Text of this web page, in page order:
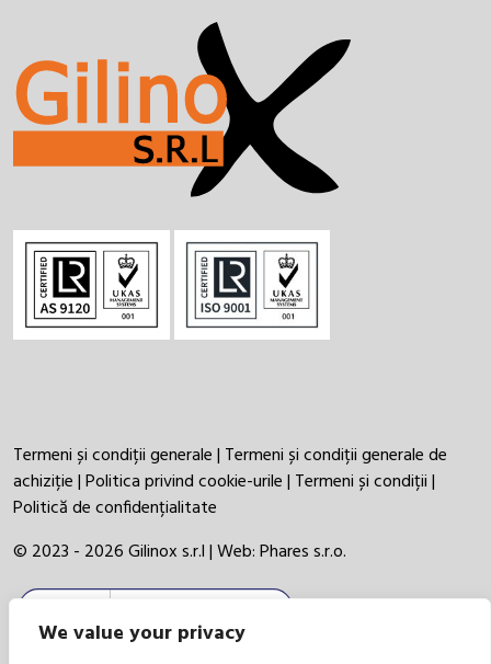
We value your privacy
Termeni și condiții generale| Termeni și condiții generale de
achiziție|Politica privind cookie-urile| Termeni și condiții|
Politică de confidențialitate
© 2023 - 2026 Gilinox s.r.l | Web:Phares s.r.o.